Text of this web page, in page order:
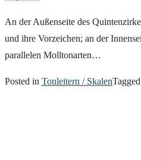
An der Außenseite des
und ihre Vorzeichen; an der
parallelen Molltonarten…
Posted in Tonleitern / SkalenTagged